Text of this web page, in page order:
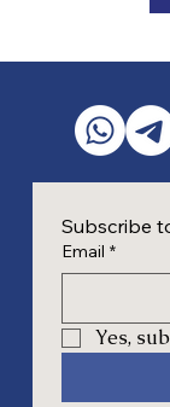
Subscribe
Email *
Yes,